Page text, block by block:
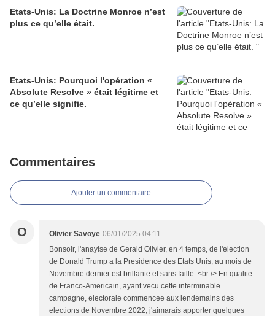
Etats-Unis: La Doctrine Monroe n’est
plus ce qu’elle était.
Etats-Unis: Pourquoi l'opération «
Absolute Resolve » était légitime et
ce qu’elle signifie.
Commentaires
Ajouter un commentaire
O Olivier Savoye 06/01/2025 04:11
Bonsoir, l'anaylse de Gerald Olivier, en 4 temps, de l'election
de Donald Trump a la Presidence des Etats Unis, au mois de
Novembre dernier est brillante et sans faille. <br /> En qualite
de Franco-Americain, ayant vecu cette interminable
campagne, electorale commencee aux lendemains des
elections de Novembre 2022, j'aimarais apporter quelques